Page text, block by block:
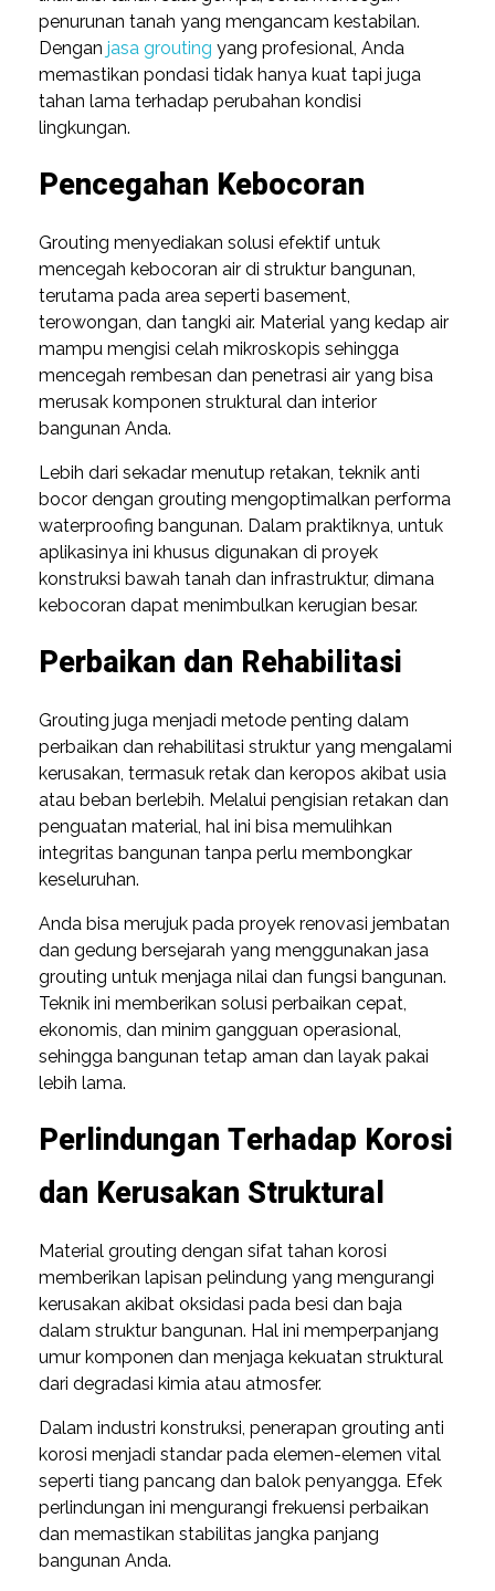
penurunan tanah yang mengancam kestabilan.
Dengan jasa grouting yang profesional, Anda
memastikan pondasi tidak hanya kuat tapi juga
tahan lama terhadap perubahan kondisi
lingkungan.
Pencegahan Kebocoran
Grouting menyediakan solusi efektif untuk
mencegah kebocoran air di struktur bangunan,
terutama pada area seperti basement,
terowongan, dan tangki air. Material yang kedap air
mampu mengisi celah mikroskopis sehingga
mencegah rembesan dan penetrasi air yang bisa
merusak komponen struktural dan interior
bangunan Anda.
Lebih dari sekadar menutup retakan, teknik anti
bocor dengan grouting mengoptimalkan performa
waterproofing bangunan. Dalam praktiknya, untuk
aplikasinya ini khusus digunakan di proyek
konstruksi bawah tanah dan infrastruktur, dimana
kebocoran dapat menimbulkan kerugian besar.
Perbaikan dan Rehabilitasi
Grouting juga menjadi metode penting dalam
perbaikan dan rehabilitasi struktur yang mengalami
kerusakan, termasuk retak dan keropos akibat usia
atau beban berlebih. Melalui pengisian retakan dan
penguatan material, hal ini bisa memulihkan
integritas bangunan tanpa perlu membongkar
keseluruhan.
Anda bisa merujuk pada proyek renovasi jembatan
dan gedung bersejarah yang menggunakan jasa
grouting untuk menjaga nilai dan fungsi bangunan.
Teknik ini memberikan solusi perbaikan cepat,
ekonomis, dan minim gangguan operasional,
sehingga bangunan tetap aman dan layak pakai
lebih lama.
Perlindungan Terhadap Korosi
dan Kerusakan Struktural
Material grouting dengan sifat tahan korosi
memberikan lapisan pelindung yang mengurangi
kerusakan akibat oksidasi pada besi dan baja
dalam struktur bangunan. Hal ini memperpanjang
umur komponen dan menjaga kekuatan struktural
dari degradasi kimia atau atmosfer.
Dalam industri konstruksi, penerapan grouting anti
korosi menjadi standar pada elemen-elemen vital
seperti tiang pancang dan balok penyangga. Efek
perlindungan ini mengurangi frekuensi perbaikan
dan memastikan stabilitas jangka panjang
bangunan Anda.